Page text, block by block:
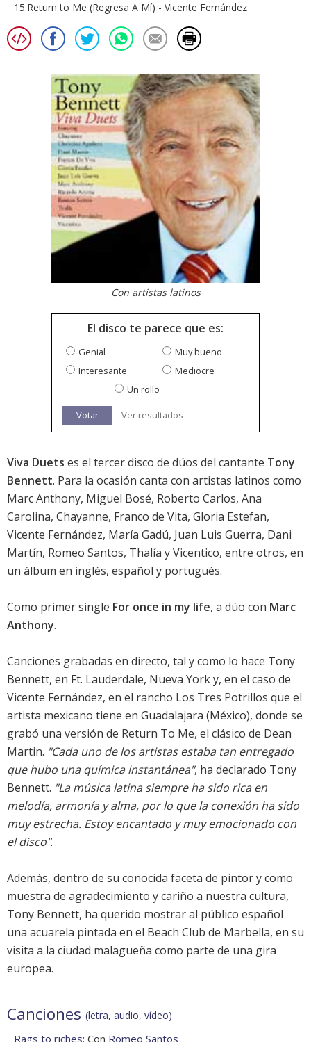
15.Return to Me (Regresa A Mí) - Vicente Fernández
Con artistas latinos
El disco te parece que es:
Genial
Muy bueno
Interesante
Mediocre
Un rollo
Votar Ver resultados
Viva Duets es el tercer disco de dúos del cantante Tony
Bennett. Para la ocasión canta con artistas latinos como
Marc Anthony, Miguel Bosé, Roberto Carlos, Ana
Carolina, Chayanne, Franco de Vita, Gloria Estefan,
Vicente Fernández, María Gadú, Juan Luis Guerra, Dani
Martín, Romeo Santos, Thalía y Vicentico, entre otros, en
un álbum en inglés, español y portugués.
Como primer single For once in my life, a dúo con Marc
Anthony.
Canciones grabadas en directo, tal y como lo hace Tony
Bennett, en Ft. Lauderdale, Nueva York y, en el caso de
Vicente Fernández, en el rancho Los Tres Potrillos que el
artista mexicano tiene en Guadalajara (México), donde se
grabó una versión de Return To Me, el clásico de Dean
Martin. "Cada uno de los artistas estaba tan entregado
que hubo una química instantánea", ha declarado Tony
Bennett. "La música latina siempre ha sido rica en
melodía, armonía y alma, por lo que la conexión ha sido
muy estrecha. Estoy encantado y muy emocionado con
el disco".
Además, dentro de su conocida faceta de pintor y como
muestra de agradecimiento y cariño a nuestra cultura,
Tony Bennett, ha querido mostrar al público español
una acuarela pintada en el Beach Club de Marbella, en su
visita a la ciudad malagueña como parte de una gira
europea.
Canciones (letra, audio, vídeo)
Rags to riches: Con Romeo Santos